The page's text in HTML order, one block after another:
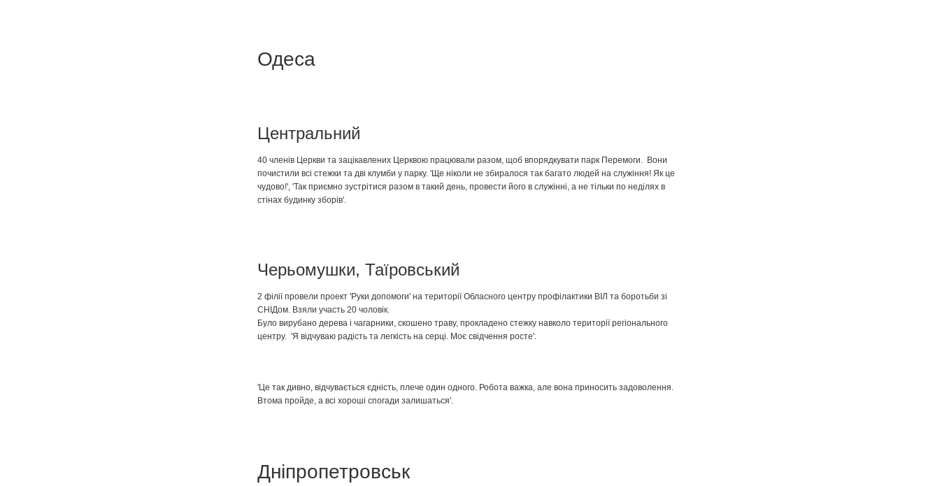
Одеса
Центральний
40 членів Церкви та зацікавлених Церквою працювали разом, щоб впорядкувати парк Перемоги. Вони
почистили всі стежки та дві клумби у парку. 'Ще ніколи не збиралося так багато людей на служіння! Як це
чудово!', 'Так приємно зустрітися разом в такий день, провести його в служінні, а не тільки по неділях в
стінах будинку зборів'.
Черьомушки, Таїровський
2 філії провели проект 'Руки допомоги' на території Обласного центру профілактики ВІЛ та боротьби зі
СНІДом. Взяли участь 20 чоловік.
Було вирубано дерева і чагарники, скошено траву, прокладено стежку навколо території регіонального
центру. 'Я відчуваю радість та легкість на серці. Моє свідчення росте'.
'Це так дивно, відчувається єдність, плече один одного. Робота важка, але вона приносить задоволення.
Втома пройде, а всі хороші спогади залишаться'.
Дніпропетровськ